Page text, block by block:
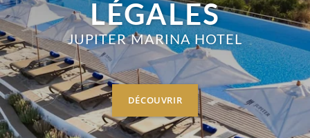
LÉGALES
JUPITER MARINA HOTEL
DÉCOUVRIR